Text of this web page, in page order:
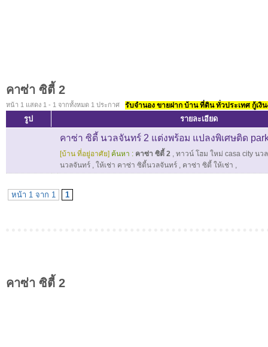
คาซ่า ซิตี้ 2
หน้า 1 แสดง 1 - 1 จากทั้งหมด 1 ประกาศ รับจำนอง ขายฝาก บ้าน ที่ดิน ทั่วประเทศ กู้เงิ
รูป รายละเอียด
คาซ่า ซิตี้ นวลจันทร์ 2 แต่งพร้อม แปลงพิเศษติด
[บ้าน ที่อยู่อาศัย] ค้นหา : คาซ่า ซิตี้ 2 , ทาวน์ โฮม ใหม่ casa city นว
นวลจันทร์ , ให้เช่า คาซ่า ซิตี้นวลจันทร์ , คาซ่า ซิตี้ ให้เช่า ,
หน้า 1 จาก 1 1
คาซ่า ซิตี้ 2